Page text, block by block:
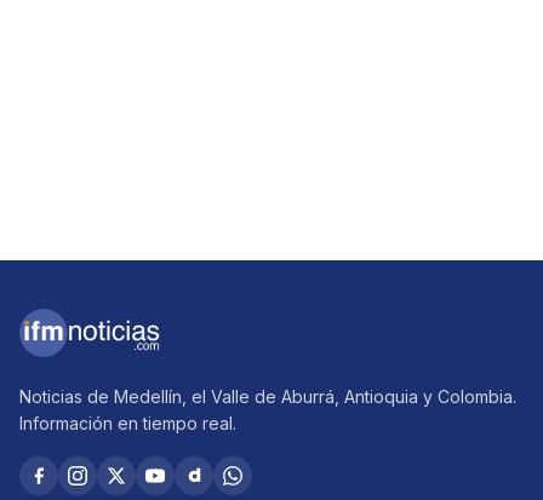
Noticias de Medellín, el Valle de Aburrá, Antioquia y Colombia.
Información en tiempo real.